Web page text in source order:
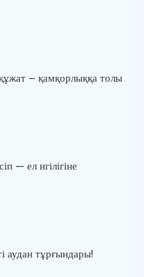
– қамқорлыққа толы
— ел игілігіне
аудан тұрғындары!